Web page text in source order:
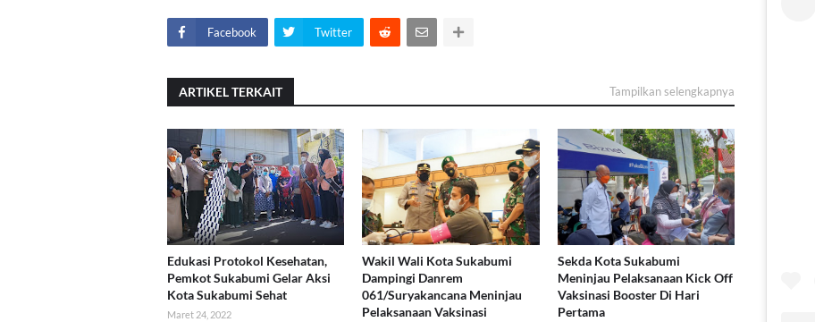
Facebook Twitter
ARTIKEL TERKAIT Tampilkan selengkapnya
Edukasi Protokol Kesehatan,
Pemkot Sukabumi Gelar Aksi
Kota Sukabumi Sehat
Maret 24, 2022
Wakil Wali Kota Sukabumi
Dampingi Danrem
061/Suryakancana Meninjau
Pelaksanaan Vaksinasi
Sekda Kota Sukabumi
Meninjau Pelaksanaan Kick Off
Vaksinasi Booster Di Hari
Pertama